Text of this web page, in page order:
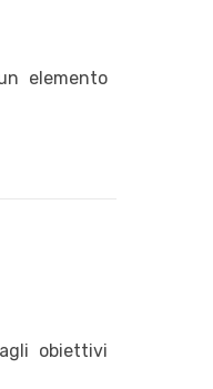
elemento
obiettivi